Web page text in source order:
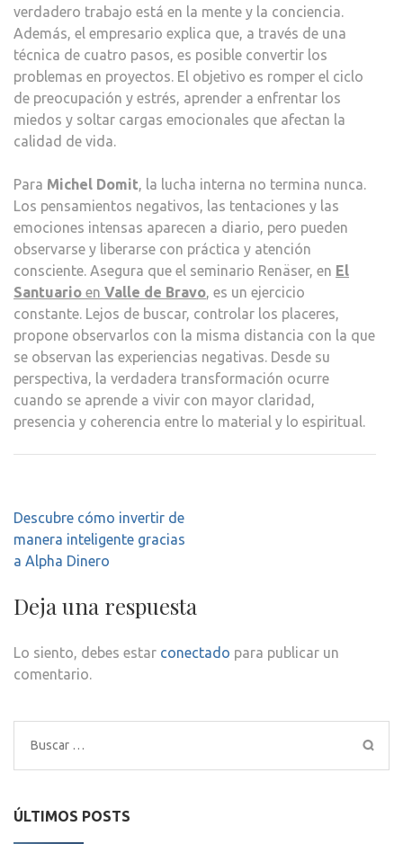
verdadero trabajo está en la mente y la conciencia.
Además, el empresario explica que, a través de una
técnica de cuatro pasos, es posible convertir los
problemas en proyectos. El objetivo es romper el ciclo
de preocupación y estrés, aprender a enfrentar los
miedos y soltar cargas emocionales que afectan la
calidad de vida.
Para Michel Domit, la lucha interna no termina nunca.
Los pensamientos negativos, las tentaciones y las
emociones intensas aparecen a diario, pero pueden
observarse y liberarse con práctica y atención
consciente. Asegura que el seminario Renäser, en El
Santuario en Valle de Bravo, es un ejercicio
constante. Lejos de buscar, controlar los placeres,
propone observarlos con la misma distancia con la que
se observan las experiencias negativas. Desde su
perspectiva, la verdadera transformación ocurre
cuando se aprende a vivir con mayor claridad,
presencia y coherencia entre lo material y lo espiritual.
Navegación
de
entradas
Descubre cómo invertir de
manera inteligente gracias
a Alpha Dinero
Deja una respuesta
Lo siento, debes estar conectado para publicar un
comentario.
Buscar:
ÚLTIMOS POSTS